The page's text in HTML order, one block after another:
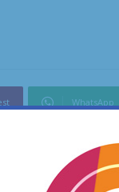
WhatsApp